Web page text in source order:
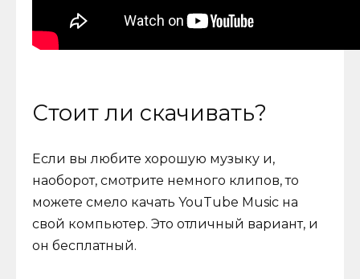
Стоит ли скачивать?
Если вы любите хорошую музыку и,
наоборот, смотрите немного клипов, то
можете смело качать YouTube Music на
свой компьютер. Это отличный вариант, и
он бесплатный.